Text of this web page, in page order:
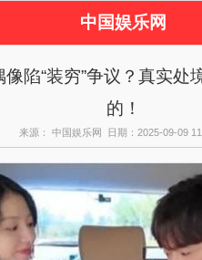
中国娱乐网
演唱会 综艺
像陷“装穷”争议？真实
的！
来源： 中国娱乐网 日期：2025-09-09